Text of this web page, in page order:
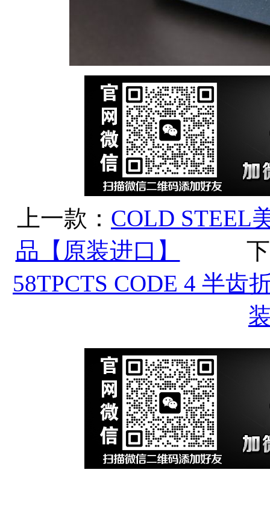
上一款： COLD STEEL
品【原装进口】
58TPCTS CODE 4 半齿